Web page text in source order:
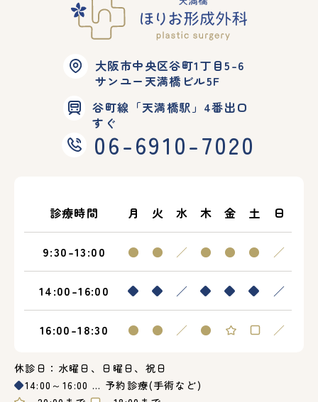
大阪市中央区谷町1丁目5-6
サンユー天満橋ビル5F
谷町線「天満橋駅」4番出口
すぐ
06-6910-7020
診療時間 月 火 水 木 金 土 日
9:30-13:00 ● ● ／ ● ● ● ／
14:00-16:00 ◆ ◆ ／ ◆ ◆ ◆ ／
16:00-18:30 ● ● ／ ● ／
休診日：水曜日、日曜日、祝日
◆14:00～16:00 … 予約診療(手術など)